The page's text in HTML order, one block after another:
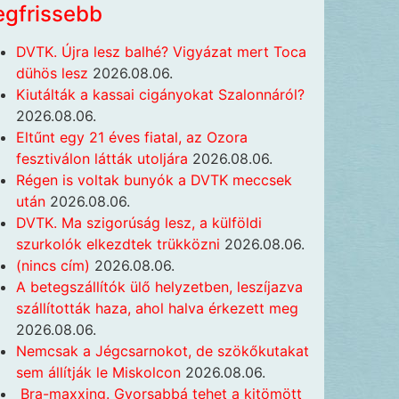
DVTK. Újra lesz balhé? Vigyázat mert Toca
dühös lesz 2026.08.06.
Kiutálták a kassai cigányokat Szalonnáról?
2026.08.06.
Eltűnt egy 21 éves fiatal, az Ozora
fesztiválon látták utoljára 2026.08.06.
Régen is voltak bunyók a DVTK meccsek
után 2026.08.06.
DVTK. Ma szigorúság lesz, a külföldi
szurkolók elkezdtek trükközni 2026.08.06.
(nincs cím) 2026.08.06.
A betegszállítók ülő helyzetben, leszíjazva
szállították haza, ahol halva érkezett meg
2026.08.06.
Nemcsak a Jégcsarnokot, de szökőkutakat
sem állítják le Miskolcon 2026.08.06.
Bra-maxxing. Gyorsabbá tehet a kitömött